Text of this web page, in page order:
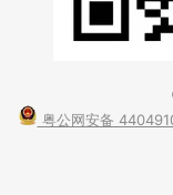
粤公网安备